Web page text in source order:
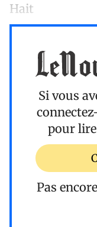
Hait
Si vous
pour
Pas